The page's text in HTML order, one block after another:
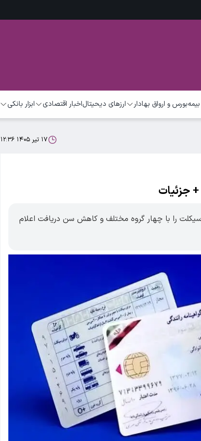
بیمهبورس و ارواق بهادار ارزهای دیحیتالاخبار اقتصادی ابزار بانکی
۱۷ تیر ۱۴۰۵ ۱۲:۳۶
+ جزئیات
را با چهار گروه مختلف و کاهش سن دریافت اعلام